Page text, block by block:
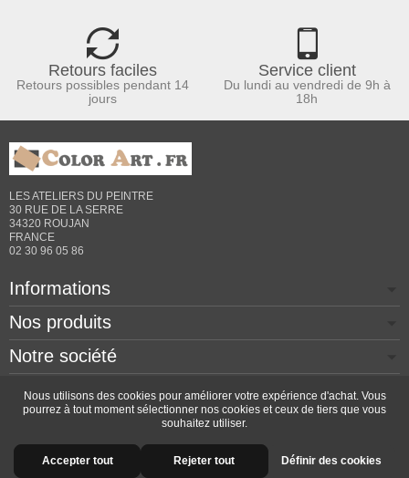
Retours faciles
Retours possibles pendant 14
jours
Service client
Du lundi au vendredi de 9h à
18h
LES ATELIERS DU PEINTRE
30 RUE DE LA SERRE
34320 ROUJAN
FRANCE
02 30 96 05 86
Informations
Nos produits
Notre société
Contactez-nous
Copyright © 2026 - Design by Prestacrea
- Ecommerce
software byPrestaShop™
Nous utilisons des cookies pour améliorer votre expérience d'achat. Vous
pourrez à tout moment sélectionner nos cookies et ceux de tiers que vous
souhaitez utiliser.
Accepter tout Rejeter tout Définir des cookies